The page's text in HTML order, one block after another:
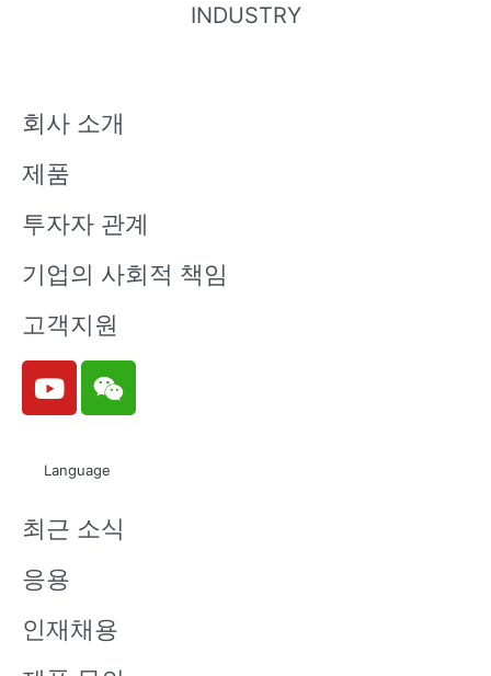
INDUSTRY
회사 소개
제품
투자자 관계
기업의 사회적 책임
고객지원
Y
o
u
e
W
e
i
n
Language
최근 소식
응용
인재채용